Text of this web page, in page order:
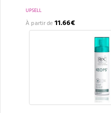
UPSELL
À partir de 11.66€